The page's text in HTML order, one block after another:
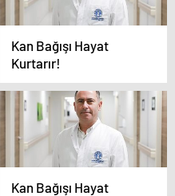
Kan Bağışı Hayat
Kurtarır!
Kan Bağışı Hayat